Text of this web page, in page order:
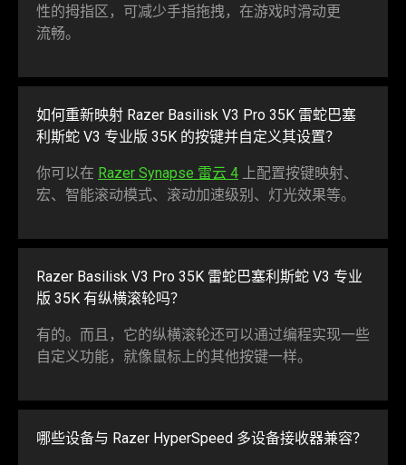
性的拇指区，可减少手指拖拽，在游戏时滑动更
流畅。
如何重新映射 Razer Basilisk V3 Pro 35K 雷蛇巴塞
利斯蛇 V3 专业版 35K 的按键并自定义其设置？
你可以在 Razer Synapse 雷云 4 上配置按键映射、
宏、智能滚动模式、滚动加速级别、灯光效果等。
Razer Basilisk V3 Pro 35K 雷蛇巴塞利斯蛇 V3 专业
版 35K 有纵横滚轮吗？
有的。而且，它的纵横滚轮还可以通过编程实现一些
自定义功能，就像鼠标上的其他按键一样。
哪些设备与 Razer HyperSpeed 多设备接收器兼容？